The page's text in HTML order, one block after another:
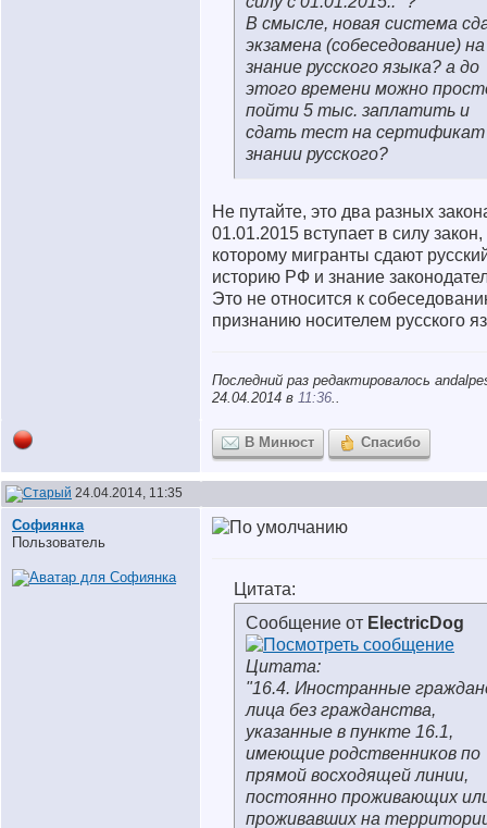
В смысле, новая система
экзамена (собеседование) на
знание русского языка? а до
этого времени можно
пойти 5 тыс. заплатить и
сдать тест на сертификат
знании русского?
Не путайте, это два разных
01.01.2015 вступает в силу закон,
которому мигранты сдают
историю РФ и знание
Это не относится к
признанию носителем русского
Последний раз редактировалось
24.04.2014 в 11:36..
В Минюст Спасибо
24.04.2014, 11:35
Софиянка
Пользователь
Цитата:
Сообщение от ElectricDog
Цитата:
"16.4. Иностранные
лица без гражданства,
указанные в пункте 16.1,
имеющие родственников по
прямой восходящей линии,
постоянно проживающих
проживавших на